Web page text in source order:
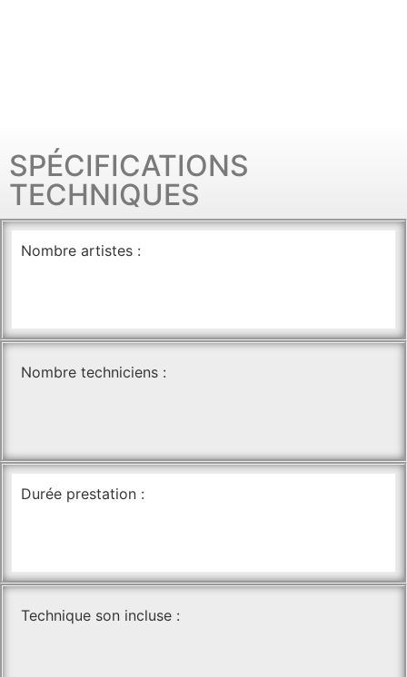
SPÉCIFICATIONS
TECHNIQUES
Nombre artistes :
Nombre techniciens :
Durée prestation :
Technique son incluse :